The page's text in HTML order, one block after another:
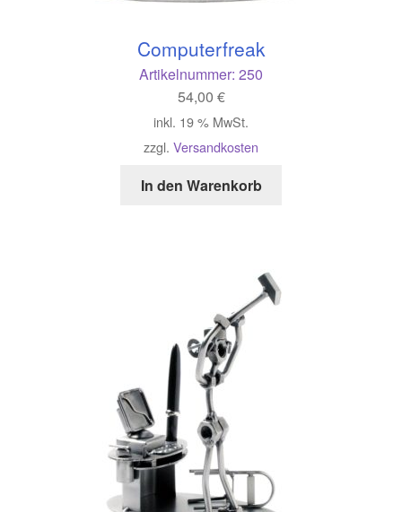
Computerfreak
Artikelnummer: 250
54,00 €
inkl. 19 % MwSt.
zzgl. Versandkosten
In den Warenkorb